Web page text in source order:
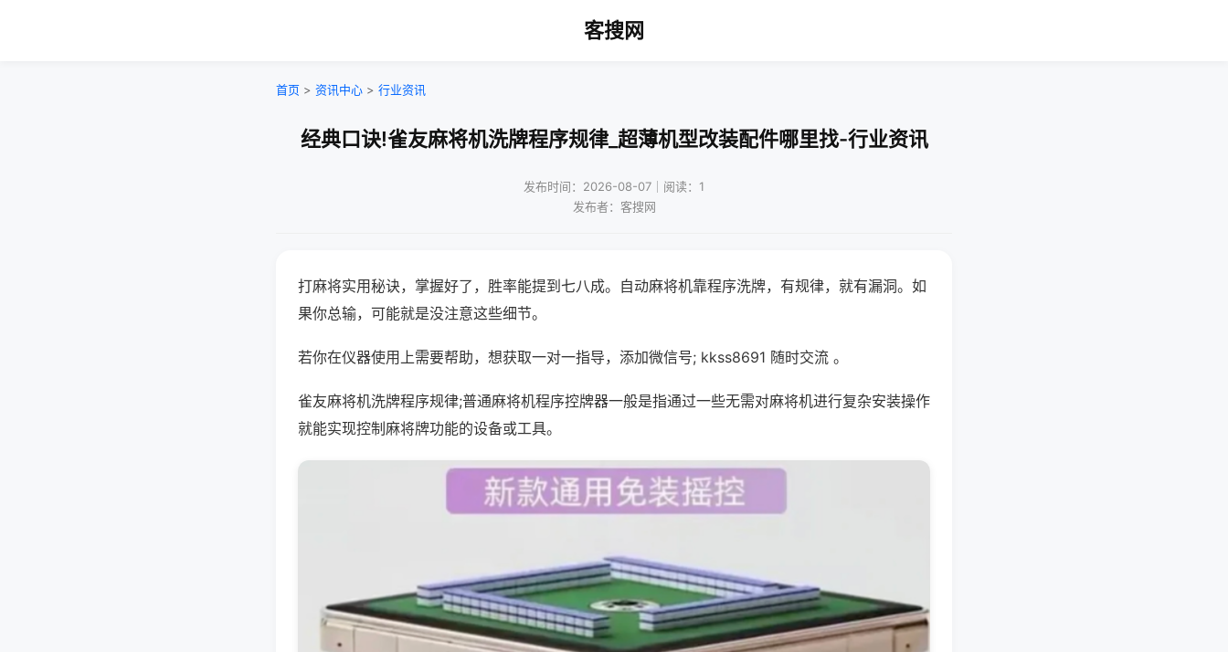
客搜网
首页 > 资讯中心 > 行业资讯
经典口诀!雀友麻将机洗牌程序规律_超薄机型改装配件哪里找-行业资讯
发布时间：2026-08-07｜阅读：1
发布者：客搜网
打麻将实用秘诀，掌握好了，胜率能提到七八成。自动麻将机靠程序洗牌，有规律，就有漏洞。如
果你总输，可能就是没注意这些细节。
若你在仪器使用上需要帮助，想获取一对一指导，添加微信号; kkss8691 随时交流 。
雀友麻将机洗牌程序规律;普通麻将机程序控牌器一般是指通过一些无需对麻将机进行复杂安装操作
就能实现控制麻将牌功能的设备或工具。